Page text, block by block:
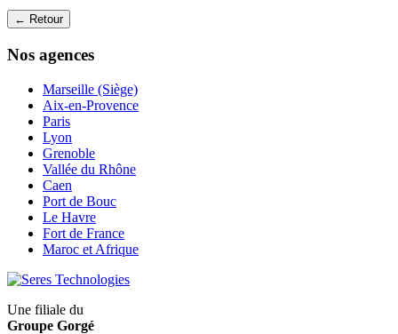
← Retour
Nos agences
Marseille (Siège)
Aix-en-Provence
Paris
Lyon
Grenoble
Vallée du Rhône
Caen
Port de Bouc
Le Havre
Fort de France
Maroc et Afrique
Une filiale du
Groupe Gorgé